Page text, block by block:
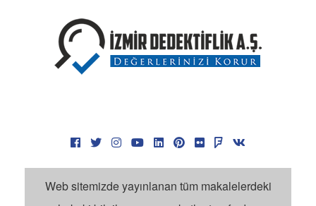
Web sitemizde yayınlanan tüm makalelerdeki